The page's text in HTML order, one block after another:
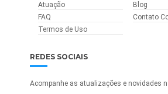
Atuação
Blog
FAQ
Contato
Termos de Uso
REDES SOCIAIS
Acompanhe as atualizações e novidades